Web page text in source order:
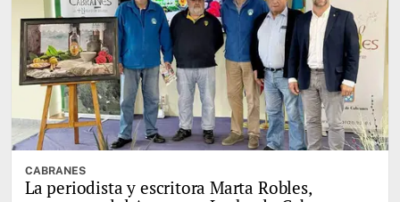
CABRANES
La periodista y escritora Marta Robles,